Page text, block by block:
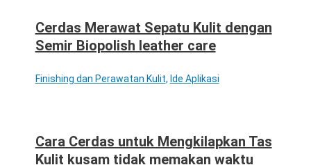
Cerdas Merawat Sepatu Kulit dengan
Semir Biopolish leather care
Finishing dan Perawatan Kulit, Ide Aplikasi
Cara Cerdas untuk Mengkilapkan Tas
Kulit kusam tidak memakan waktu